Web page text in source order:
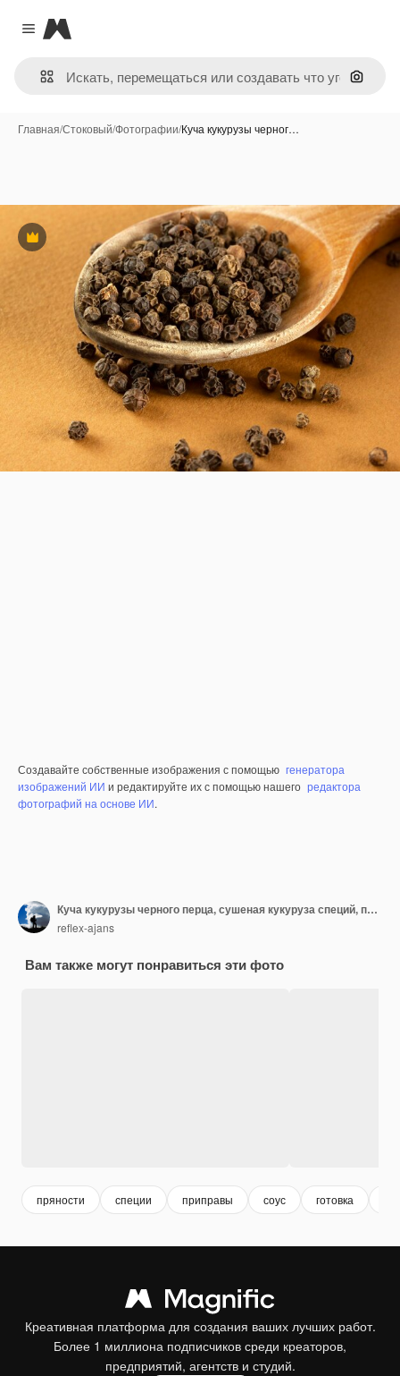
Close menu
Magnific
Поиск
Главная/Стоковый/Фотографии/Куча кукурузы черног…
Премиум
Создавайте собственные изображения с помощью генератора
изображений ИИ и редактируйте их с помощью нашего редактора
фотографий на основе ИИ.
Куча кукурузы черного перца, сушеная кукуруза специй, перец, концепция
reflex-ajans
Вам также могут понравиться эти фото
пряности специи приправы соус готовка
Креативная платформа для создания ваших лучших работ.
Более 1 миллиона подписчиков среди креаторов,
предприятий, агентств и студий.